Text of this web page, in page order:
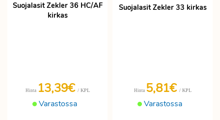
Suojalasit Zekler 36 HC/AF
kirkas
Varastossa
Hinta 13,39€ / KPL
Suojalasit Zekler 33 kirkas
Varastossa
Hinta 5,81€ / KPL